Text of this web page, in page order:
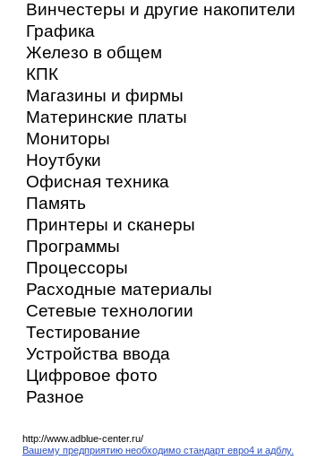
Винчестеры и другие накопители
Графика
Железо в общем
КПК
Магазины и фирмы
Материнские платы
Мониторы
Ноутбуки
Офисная техника
Память
Принтеры и сканеры
Программы
Процессоры
Расходные материалы
Сетевые технологии
Тестирование
Устройства ввода
Цифровое фото
Разное
http://www.adblue-center.ru/
Вашему предприятию необходимо стандарт евро4 и адблу.